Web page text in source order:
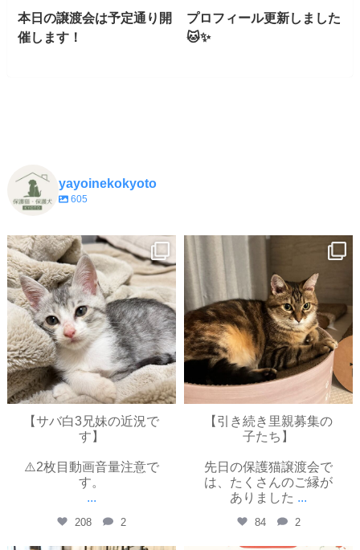
本日の譲渡会は予定通り開
催します！
プロフィール更新しました
🐱✨
yayoinekokyoto
605
yayoinekokyoto
7月 9
【サバ白3兄妹の近況で
す】
⚠️2枚目動画音量注意で
す。
...
208 2
【引き続き里親募集の
子たち】
先日の保護猫譲渡会で
は、たくさんのご縁が
ありました ...
84 2